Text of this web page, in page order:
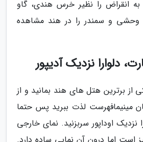
به انقراض را نظیر خرس هندی، گاو
و سمندر را در هند مشاهده
دلوارا نزدیک آدیپور
از برترین هتل های هند بمانید و از
مینیمافهرست لذت ببرید پس حتما
نزدیک اوداپور سربزنید. نمای خارجی